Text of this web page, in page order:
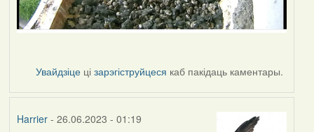
Увайдзіце цізарэгіструйцеся каб пакідаць каментары.
Harrier- 26.06.2023 - 01:19